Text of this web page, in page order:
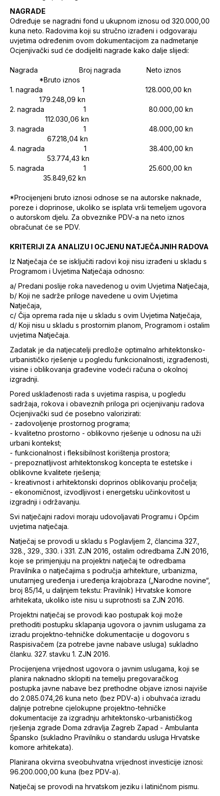
NAGRADE
Određuje se nagradni fond u ukupnom iznosu od 320.000,00
kuna neto. Radovima koji su stručno izrađeni i odgovaraju
uvjetima određenim ovom dokumentacijom za nadmetanje
Ocjenjivački sud će dodijeliti nagrade kako dalje slijedi:
Nagrada Broj nagrada Neto iznos
*Bruto iznos
1. nagrada 1 128.000,00 kn
179.248,09 kn
2. nagrada 1 80.000,00 kn
112.030,06 kn
3. nagrada 1 48.000,00 kn
67.218,04 kn
4. nagrada 1 38.400,00 kn
53.774,43 kn
5. nagrada 1 25.600,00 kn
35.849,62 kn
*Procijenjeni bruto iznosi odnose se na autorske naknade,
poreze i doprinose, ukoliko se isplata vrši temeljem ugovora
o autorskom djelu. Za obveznike PDV-a na neto iznos
obračunat će se PDV.
KRITERIJI ZA ANALIZU I OCJENU NATJEČAJNIH RADOVA
Iz Natječaja će se isključiti radovi koji nisu izrađeni u skladu s
Programom i Uvjetima Natječaja odnosno:
a/ Predani poslije roka navedenog u ovim Uvjetima Natječaja,
b/ Koji ne sadrže priloge navedene u ovim Uvjetima
Natječaja,
c/ Čija oprema rada nije u skladu s ovim Uvjetima Natječaja,
d/ Koji nisu u skladu s prostornim planom, Programom i ostalim
uvjetima Natječaja.
Zadatak je da natjecatelji predlože optimalno arhitektonsko-
urbanističko rješenje u pogledu funkcionalnosti, izgrađenosti,
visine i oblikovanja građevine vodeći računa o okolnoj
izgradnji.
Pored usklađenosti rada s uvjetima raspisa, u pogledu
sadržaja, rokova i obaveznih priloga pri ocjenjivanju radova
Ocjenjivački sud će posebno valorizirati:
- zadovoljenje prostornog programa;
- kvalitetno prostorno - oblikovno rješenje u odnosu na uži
urbani kontekst;
- funkcionalnost i fleksibilnost korištenja prostora;
- prepoznatljivost arhitektonskog koncepta te estetske i
oblikovne kvalitete rješenja;
- kreativnost i arhitektonski doprinos oblikovanju pročelja;
- ekonomičnost, izvodljivost i energetsku učinkovitost u
izgradnji i održavanju.
Svi natječajni radovi moraju udovoljavati Programu i Općim
uvjetima natječaja.
Natječaj se provodi u skladu s Poglavljem 2, člancima 327.,
328., 329., 330. i 331. ZJN 2016, ostalim odredbama ZJN 2016,
koje se primjenjuju na projektni natječaj te odredbama
Pravilnika o natječajima s područja arhitekture, urbanizma,
unutarnjeg uređenja i uređenja krajobraza („Narodne novine“,
broj 85/14, u daljnjem tekstu: Pravilnik) Hrvatske komore
arhitekata, ukoliko iste nisu u suprotnosti sa ZJN 2016.
Projektni natječaj se provodi kao postupak koji može
prethoditi postupku sklapanja ugovora o javnim uslugama za
izradu projektno-tehničke dokumentacije u dogovoru s
Raspisivačem (za potrebe javne nabave usluga) sukladno
članku. 327. stavku 1. ZJN 2016.
Procijenjena vrijednost ugovora o javnim uslugama, koji se
planira naknadno sklopiti na temelju pregovaračkog
postupka javne nabave bez prethodne objave iznosi najviše
do 2.085.074,26 kuna neto (bez PDV-a) i obuhvaća izradu
daljnje potrebne cjelokupne projektno-tehničke
dokumentacije za izgradnju arhitektonsko-urbanističkog
rješenja zgrade Doma zdravlja Zagreb Zapad - Ambulanta
Špansko (sukladno Pravilniku o standardu usluga Hrvatske
komore arhitekata).
Planirana okvirna sveobuhvatna vrijednost investicije iznosi:
96.200.000,00 kuna (bez PDV-a).
Natječaj se provodi na hrvatskom jeziku i latiničnom pismu.